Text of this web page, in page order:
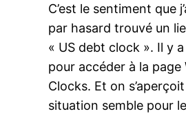
C’est le sentiment que
par hasard trouvé un
« US debt clock ». Il y
pour accéder à la page
Clocks. Et on
situation semble pour